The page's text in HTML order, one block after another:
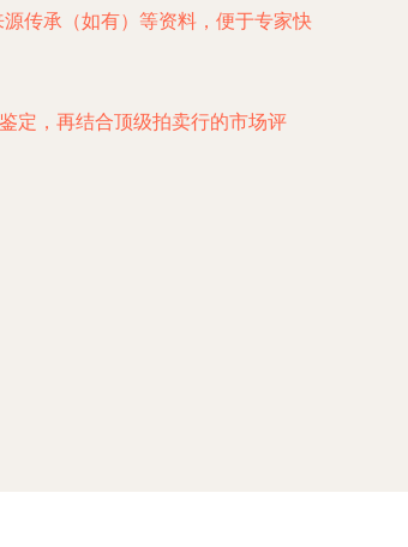
传承（如有）等资料，便于专家快
定，再结合顶级拍卖行的市场评